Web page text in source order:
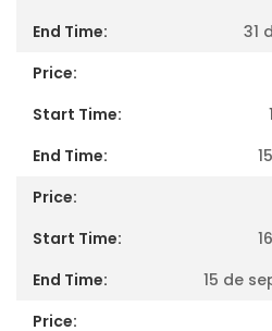
31
15 de